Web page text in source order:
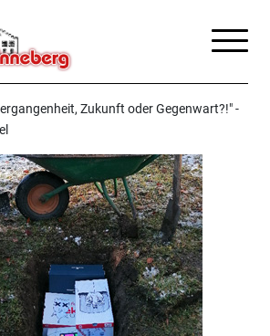
Zukunft oder Gegenwart?!" -